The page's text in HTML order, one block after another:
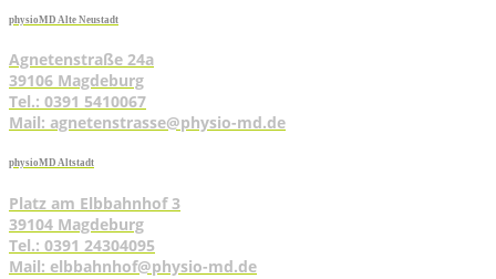
physioMD Alte Neustadt
Agnetenstraße 24a
39106 Magdeburg
Tel.: 0391 5410067
Mail: agnetenstrasse@physio-md.de
physioMD Altstadt
Platz am Elbbahnhof 3
39104 Magdeburg
Tel.: 0391 24304095
Mail: elbbahnhof@physio-md.de